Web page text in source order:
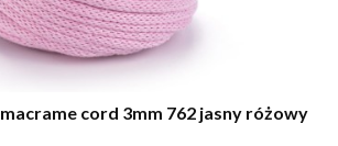
Sznurek YarnArt macrame cord 3mm 762 jasny różowy